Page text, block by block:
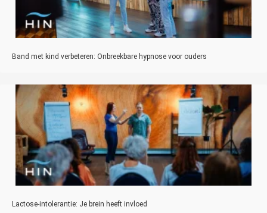
Band met kind verbeteren: Onbreekbare hypnose voor ouders
Lactose-intolerantie: Je brein heeft invloed